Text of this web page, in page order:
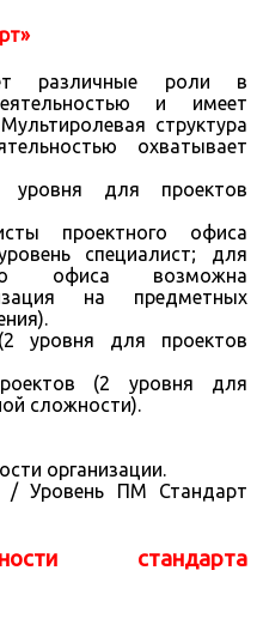
различные роли в
и имеет
структура
охватывает
уровня для проектов
проектного офиса
специалист; для
офиса возможна
на предметных
уровня для проектов
(2 уровня для
сложности).
организации.
/ Уровень ПМ Стандарт
стандарта